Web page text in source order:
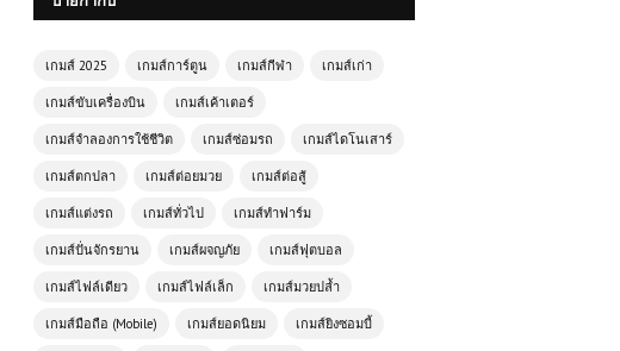
เกมส์ 2025 เกมส์การ์ตูน เกมส์กีฬา เกมส์เก่า
เกมส์ขับเครื่องบิน เกมส์เค้าเตอร์
เกมส์จำลองการใช้ชีวิต เกมส์ซ่อมรถ เกมส์ไดโนเสาร์
เกมส์ตกปลา เกมส์ต่อยมวย เกมส์ต่อสู้
เกมส์แต่งรถ เกมส์ทั่วไป เกมส์ทำฟาร์ม
เกมส์ปั่นจักรยาน เกมส์ผจญภัย เกมส์ฟุตบอล
เกมส์ไฟล์เดียว เกมส์ไฟล์เล็ก เกมส์มวยปล้ำ
เกมส์มือถือ (Mobile) เกมส์ยอดนิยม เกมส์ยิงซอมบี้